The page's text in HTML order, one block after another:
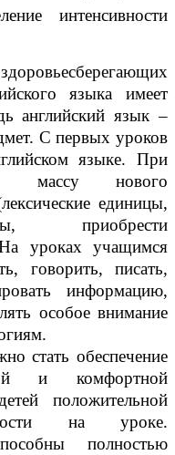
интенсивности
языка имеет
английский язык –
С первых уроков
языке. При
массу нового
единицы,
приобрести
уроках учащимся
говорить, писать,
информацию,
особое внимание
стать обеспечение
и комфортной
положительной
на уроке.
полностью